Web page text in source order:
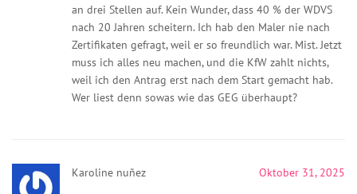
an drei Stellen auf. Kein Wunder, dass 40 % der WDVS
nach 20 Jahren scheitern. Ich hab den Maler nie nach
Zertifikaten gefragt, weil er so freundlich war. Mist. Jetzt
muss ich alles neu machen, und die KfW zahlt nichts,
weil ich den Antrag erst nach dem Start gemacht hab.
Wer liest denn sowas wie das GEG überhaupt?
Karoline nuñez Oktober 31, 2025